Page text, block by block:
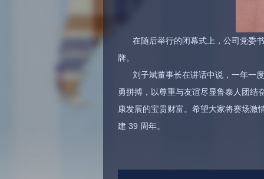
在随后举行的闭幕式上，公司党委
牌。
刘子斌董事长在讲话中说，一年一
勇拼搏，以尊重与友谊尽显鲁泰人团结
康发展的宝贵财富。希望大家将赛场激
建 39 周年。